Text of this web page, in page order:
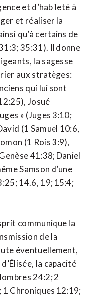
et d’habileté à
et réaliser la
qu’à certains de
35:31). Il donne
la sagesse
aux stratèges:
qui lui sont
Josué
» (Juges 3:10;
(1 Samuel 10:6,
(1 Rois 3:9),
41:38; Daniel
Samson d’une
14.6, 19; 15:4;
communique la
de la
éventuellement,
la capacité
24:2; 2
1 Chroniques 12:19;